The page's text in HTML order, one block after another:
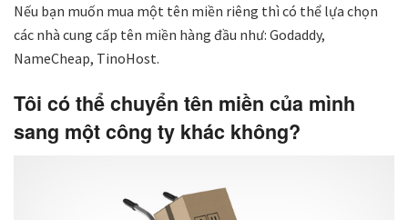
Nếu bạn muốn mua một tên miền riêng thì có thể lựa chọn
các nhà cung cấp tên miền hàng đầu như: Godaddy,
NameCheap, TinoHost.
Tôi có thể chuyển tên miền của mình
sang một công ty khác không?